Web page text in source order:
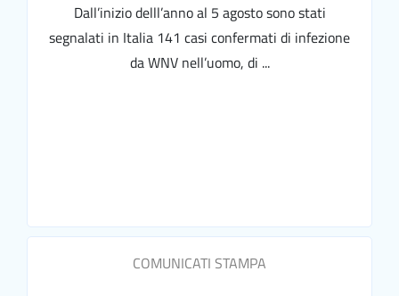
Dall’inizio delll’anno al 5 agosto sono stati
segnalati in Italia 141 casi confermati di infezione
da WNV nell’uomo, di ...
COMUNICATI STAMPA